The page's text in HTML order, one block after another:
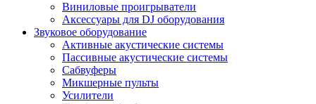
Виниловые проигрыватели
Аксессуары для DJ оборудования
Звуковое оборудование
Активные акустические системы
Пассивные акустические системы
Сабвуферы
Микшерные пульты
Усилители